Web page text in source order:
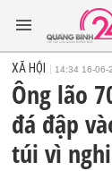
XÃ HỘI 14:34 16-06-
Ông lão
đá đập
túi vì